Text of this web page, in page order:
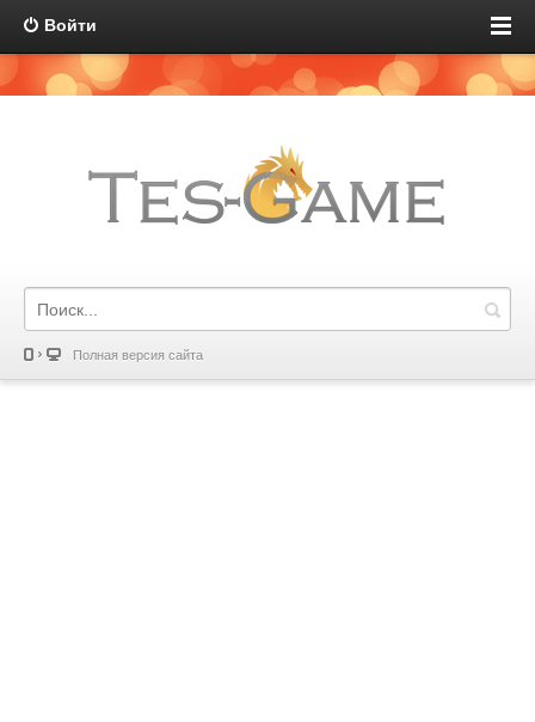
Войти
Полная версия сайта